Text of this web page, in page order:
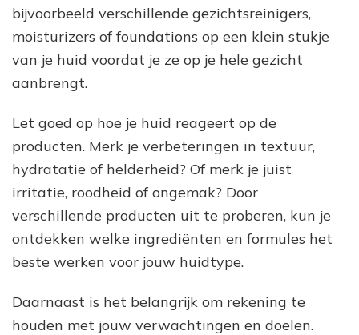
bijvoorbeeld verschillende gezichtsreinigers,
moisturizers of foundations op een klein stukje
van je huid voordat je ze op je hele gezicht
aanbrengt.
Let goed op hoe je huid reageert op de
producten. Merk je verbeteringen in textuur,
hydratatie of helderheid? Of merk je juist
irritatie, roodheid of ongemak? Door
verschillende producten uit te proberen, kun je
ontdekken welke ingrediënten en formules het
beste werken voor jouw huidtype.
Daarnaast is het belangrijk om rekening te
houden met jouw verwachtingen en doelen.